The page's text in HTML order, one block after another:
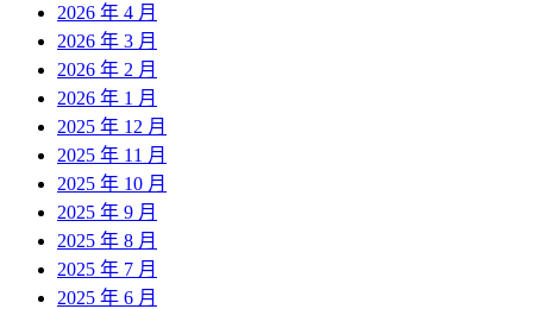
2026 年 4 月
2026 年 3 月
2026 年 2 月
2026 年 1 月
2025 年 12 月
2025 年 11 月
2025 年 10 月
2025 年 9 月
2025 年 8 月
2025 年 7 月
2025 年 6 月